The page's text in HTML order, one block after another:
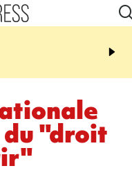
07:05
mobilisés pour traquer
"droit